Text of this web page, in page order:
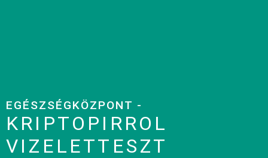
EGÉSZSÉGKÖZPONT -
KRIPTOPIRROL
VIZELETTESZT